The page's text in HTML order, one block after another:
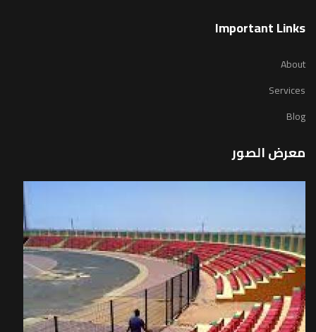
Important Links
About
Services
Blog
معرض الصور